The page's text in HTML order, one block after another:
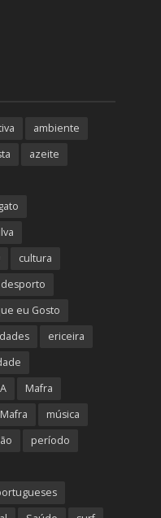
ambiente
azeite
cultura
desporto
eu Gosto
ericeira
Mafra
música
período